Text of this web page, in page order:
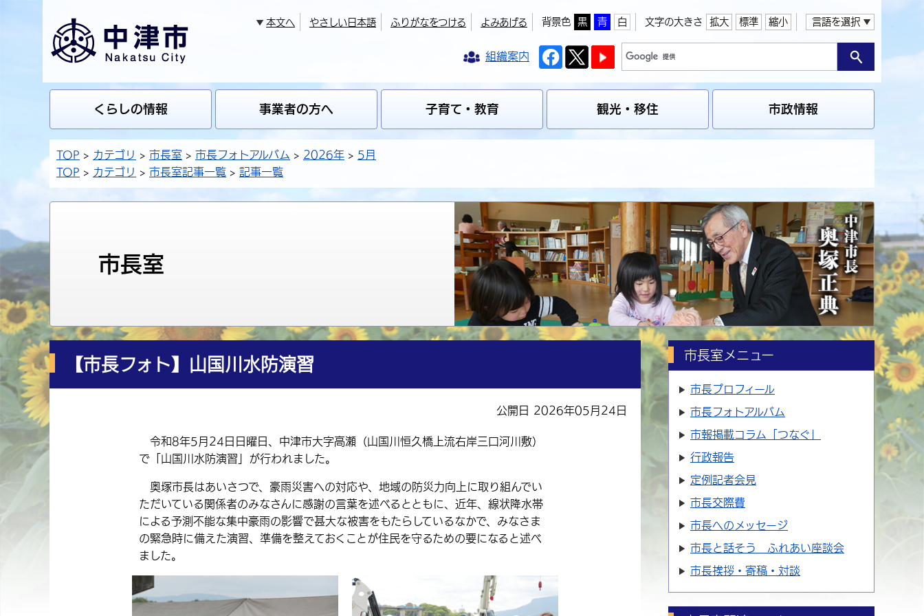
本文へ やさしい日本語 ふりがなをつける よみあげる 背景色 黒 青 白 文字の大きさ 拡大 標準 縮小 言語を選択
組織案内
くらしの情報 事業者の方へ 子育て・教育 観光・移住 市政情報
TOP カテゴリ 市長室 市長フォトアルバム 2026年
5月
TOP
カテゴリ 市長室記事一覧 記事一覧
市長室
【市長フォト】山国川水防演習
公開日 2026年05月24日
令和8年5月24日日曜日、中津市大字高瀬（山国川恒久橋上流右岸三口河川敷）
で「山国川水防演習」が行われました。
奥塚市長はあいさつで、豪雨災害への対応や、地域の防災力向上に取り組んでい
ただいている関係者のみなさんに感謝の言葉を述べるとともに、近年、線状降水帯
による予測不能な集中豪雨の影響で甚大な被害をもたらしているなかで、みなさま
の緊急時に備えた演習、準備を整えておくことが住民を守るための要になると述べ
ました。
市長室メニュー
市長プロフィール
市長フォトアルバム
市報掲載コラム「つなぐ」
行政報告
定例記者会見
市長交際費
市長へのメッセージ
市長と話そう ふれあい座談会
市長挨拶・寄稿・対談